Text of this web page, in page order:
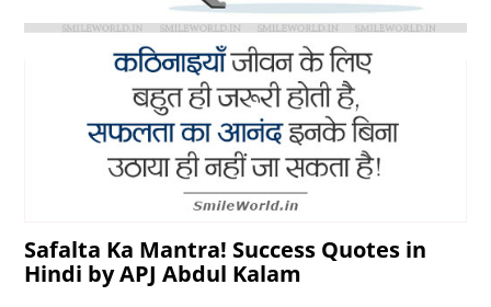
Safalta Ka Mantra! Success Quotes in
Hindi by APJ Abdul Kalam